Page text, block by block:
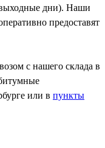
дни). Наши
предоставят
с нашего склада в
или в пункты